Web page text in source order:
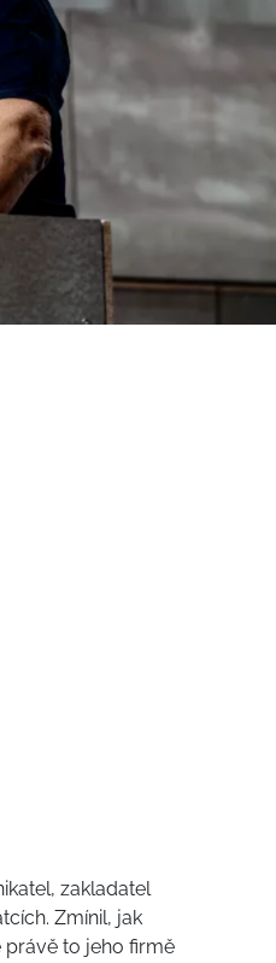
zakladatel
Zmínil, jak
právě to jeho firmě